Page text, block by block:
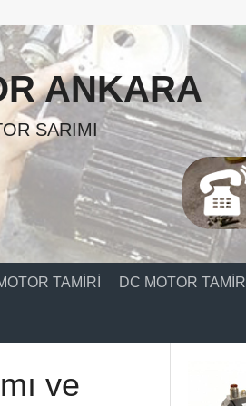
ANKARA
SARIMI
TAMIRI DC MOTOR TAMIRI
ve